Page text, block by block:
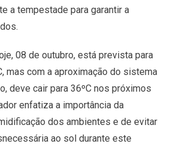
a tempestade para garantir a
08 de outubro, está prevista para
mas com a aproximação do sistema
deve cair para 36ºC nos próximos
enfatiza a importância da
dos ambientes e de evitar
ao sol durante este